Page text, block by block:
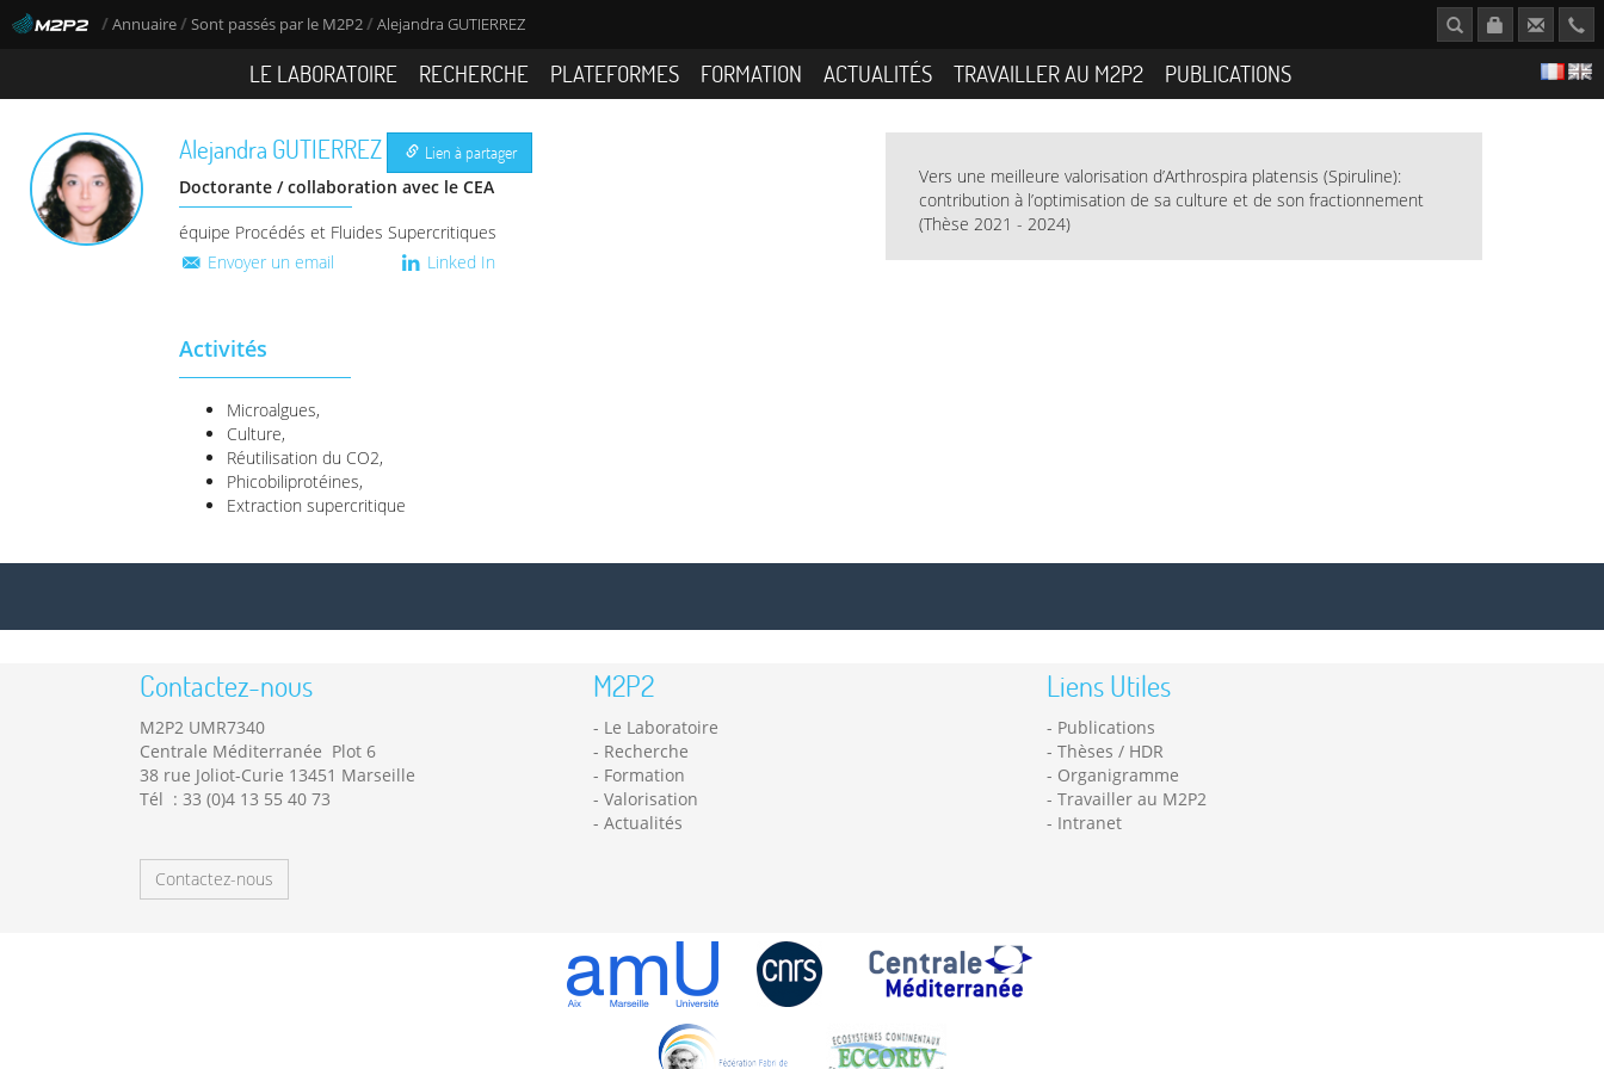
/Annuaire/Sont passés par le M2P2/Alejandra GUTIERREZ
LE LABORATOIRE RECHERCHE PLATEFORMES FORMATION ACTUALITÉS TRAVAILLER AU M2P2 PUBLICATIONS
Alejandra GUTIERREZ
Lien à partager
Doctorante / collaboration avec le CEA
équipe Procédés et Fluides Supercritiques
Envoyer un email
Linked In
Vers une meilleure valorisation d’Arthrospira platensis (Spiruline):
contribution à l’optimisation de sa culture et de son fractionnement
(Thèse 2021 - 2024)
Activités
Microalgues,
Culture,
Réutilisation du CO2,
Phicobiliprotéines,
Extraction supercritique
Contactez-nous
M2P2 UMR7340
Centrale Méditerranée Plot 6
38 rue Joliot-Curie 13451 Marseille
Tél : 33 (0)4 13 55 40 73
Contactez-nous
M2P2
Le Laboratoire
Recherche
Formation
Valorisation
Actualités
Liens Utiles
Publications
Thèses / HDR
Organigramme
Travailler au M2P2
Intranet